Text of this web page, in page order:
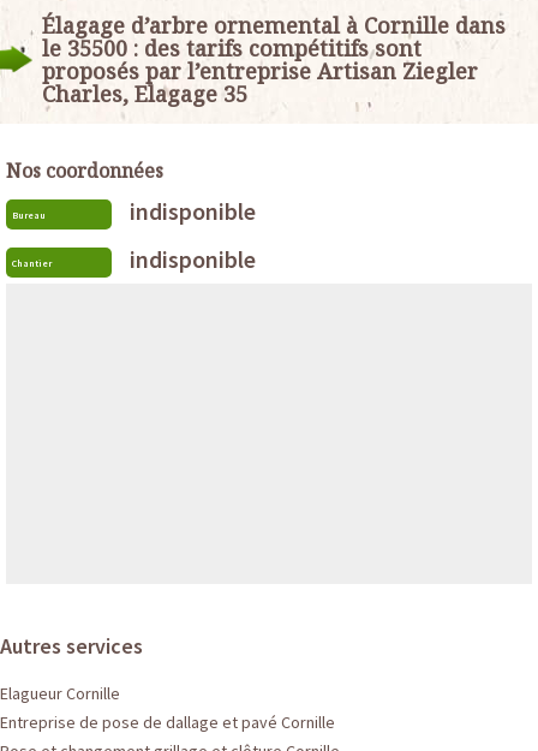
Élagage d’arbre ornemental à Cornille dans
le 35500 : des tarifs compétitifs sont
proposés par l’entreprise Artisan Ziegler
Charles, Elagage 35
Nos coordonnées
Bureau indisponible
Chantier indisponible
Autres services
Elagueur Cornille
Entreprise de pose de dallage et pavé Cornille